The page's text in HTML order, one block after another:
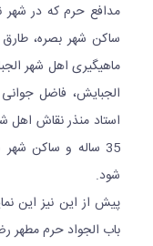
مدافع حرم که در
ساکن شهر بصره، طارق
الجبایش، فاضل
استاد منذر نقاش
35 ساله و ساکن
شود.
پیش از این نیز این
باب الجواد حرم مطهر